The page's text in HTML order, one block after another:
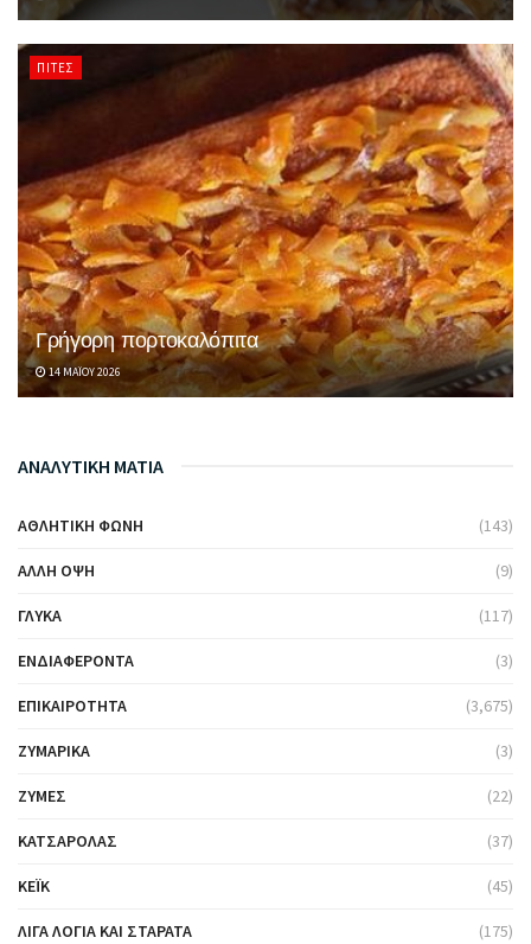
ΠΊΤΕΣ
Γρήγορη πορτοκαλόπιτα
14 ΜΑΪ́ΟΥ 2026
ΑΝΑΛΥΤΙΚΗ ΜΑΤΙΑ
ΑΘΛΗΤΙΚΉ ΦΩΝΉ (143)
ΆΛΛΗ ΌΨΗ (9)
ΓΛΥΚΆ (117)
ΕΝΔΙΑΦΈΡΟΝΤΑ (3)
ΕΠΙΚΑΙΡΌΤΗΤΑ (3,675)
ΖΥΜΑΡΙΚΆ (3)
ΖΎΜΕΣ (22)
ΚΑΤΣΑΡΌΛΑΣ (37)
ΚΈΙΚ (45)
ΛΊΓΑ ΛΌΓΙΑ ΚΑΙ ΣΤΑΡΆΤΑ (175)